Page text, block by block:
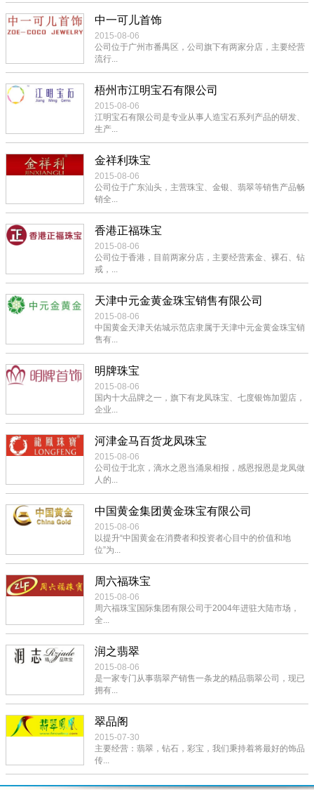
中一可儿首饰
2015-08-06
公司位于广州市番禺区，公司旗下有两家分店，主要经营
流行...
梧州市江明宝石有限公司
2015-08-06
江明宝石有限公司是专业从事人造宝石系列产品的研发、
生产...
金祥利珠宝
2015-08-06
公司位于广东汕头，主营珠宝、金银、翡翠等销售产品畅
销全...
香港正福珠宝
2015-08-06
公司位于香港，目前两家分店，主要经营素金、裸石、钻
戒，...
天津中元金黄金珠宝销售有限公司
2015-08-06
中国黄金天津天佑城示范店隶属于天津中元金黄金珠宝销
售有...
明牌珠宝
2015-08-06
国内十大品牌之一，旗下有龙凤珠宝、七度银饰加盟店，
企业...
河津金马百货龙凤珠宝
2015-08-06
公司位于北京，滴水之恩当涌泉相报，感恩报恩是龙凤做
人的...
中国黄金集团黄金珠宝有限公司
2015-08-06
以提升“中国黄金在消费者和投资者心目中的价值和地
位”为...
周六福珠宝
2015-08-06
周六福珠宝国际集团有限公司于2004年进驻大陆市场，
全...
润之翡翠
2015-08-06
是一家专门从事翡翠产销售一条龙的精品翡翠公司，现已
拥有...
翠品阁
2015-07-30
主要经营：翡翠，钻石，彩宝，我们秉持着将最好的饰品
传...